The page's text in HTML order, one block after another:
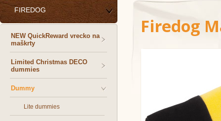
FIREDOG
NEW QuickReward vrecko na
maškrty
Limited Christmas DECO
dummies
Dummy
Lite dummies
Firedog